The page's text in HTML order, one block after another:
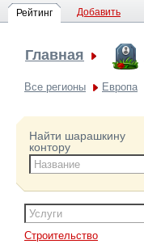
Рейтинг Добавить
Главная
Все регионы Европа
Найти шарашкину
контору
Строительство